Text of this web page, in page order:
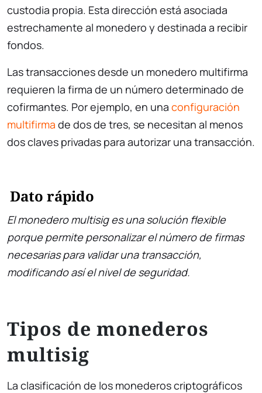
custodia propia. Esta dirección está asociada
estrechamente al monedero y destinada a recibir
fondos.
Las transacciones desde un monedero multifirma
requieren la firma de un número determinado de
cofirmantes. Por ejemplo, en una configuración
multifirma de dos de tres, se necesitan al menos
dos claves privadas para autorizar una transacción.
Dato rápido
El monedero multisig es una solución flexible
porque permite personalizar el número de firmas
necesarias para validar una transacción,
modificando así el nivel de seguridad.
Tipos de monederos
multisig
La clasificación de los monederos criptográficos